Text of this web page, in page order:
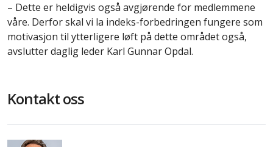
– Dette er heldigvis også avgjørende for medlemmene
våre. Derfor skal vi la indeks-forbedringen fungere som
motivasjon til ytterligere løft på dette området også,
avslutter daglig leder Karl Gunnar Opdal.
Kontakt oss